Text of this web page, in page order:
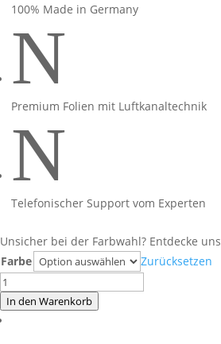
100% Made in Germany
N
Premium Folien mit Luftkanaltechnik
N
Telefonischer Support vom Experten
Unsicher bei der Farbwahl? Entdecke
Farbe
Zurücksetzen
Foliendesign
Ninja
1100SX
In den Warenkorb